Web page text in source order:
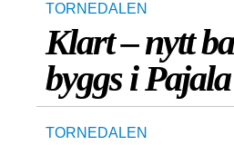
TORNEDALEN
Klart – nytt
byggs i Pajala
TORNEDALEN